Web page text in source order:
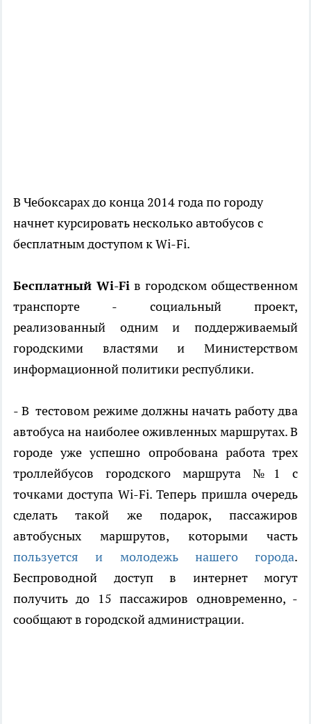
В Чебоксарах до конца 2014 года по городу
начнет курсировать несколько автобусов с
бесплатным доступом к Wi-Fi.
Бесплатный Wi-Fi в городском общественном
транспорте - социальный проект,
реализованный одним и поддерживаемый
городскими властями и Министерством
информационной политики республики.
- В тестовом режиме должны начать работу два
автобуса на наиболее оживленных маршрутах. В
городе уже успешно опробована работа трех
троллейбусов городского маршрута №1 с
точками доступа Wi-Fi. Теперь пришла очередь
сделать такой же подарок, пассажиров
автобусных маршрутов, которыми часть
пользуется и молодежь нашего города.
Беспроводной доступ в интернет могут
получить до 15 пассажиров одновременно, -
сообщают в городской администрации.